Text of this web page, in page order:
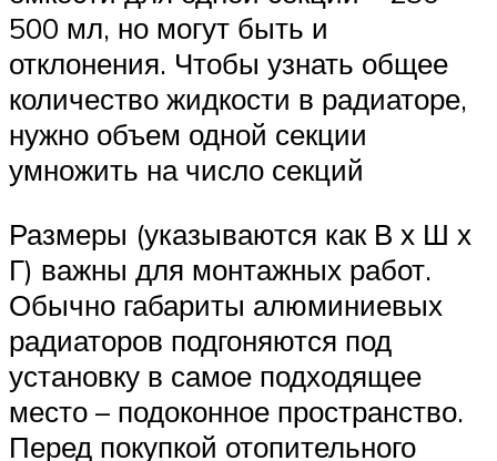
500 мл, но могут быть и
отклонения. Чтобы узнать общее
количество жидкости в радиаторе,
нужно объем одной секции
умножить на число секций
Размеры (указываются как В х Ш х
Г) важны для монтажных работ.
Обычно габариты алюминиевых
радиаторов подгоняются под
установку в самое подходящее
место – подоконное пространство.
Перед покупкой отопительного